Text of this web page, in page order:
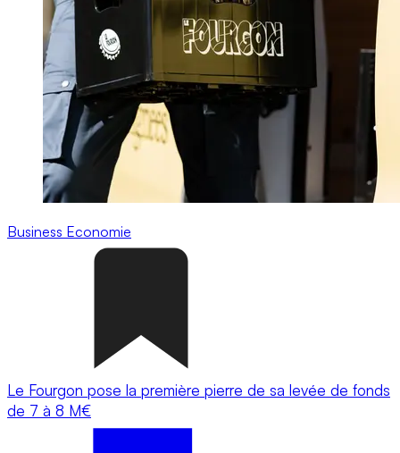
Business Economie
Le Fourgon pose la première pierre de sa levée de fonds
de 7 à 8 M€